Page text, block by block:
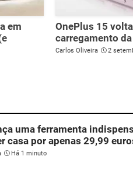
em
OnePlus 15
carregamento
Carlos Oliveira 2
uma ferramenta
casa por apenas 29,99
Há 1 minuto